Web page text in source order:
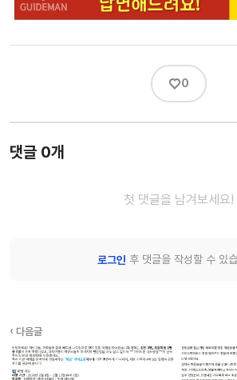
♡0
댓글 0개
첫 댓글을 남겨보세요!
로그인 후 댓글을 작성할 수 있
‹ 다음글